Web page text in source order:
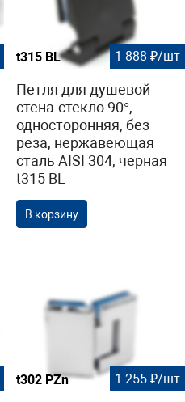
t315 BL 1 888 ₽/шт
Петля для душевой
стена-стекло 90°,
односторонняя, без
реза, нержавеющая
сталь AISI 304, черная
t315 BL
В корзину
t302 PZn 1 255 ₽/шт